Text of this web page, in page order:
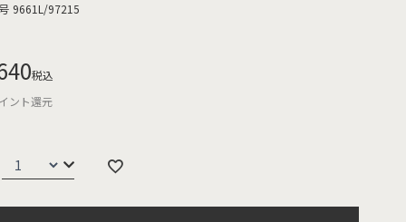
9661L/97215
税込
ント還元